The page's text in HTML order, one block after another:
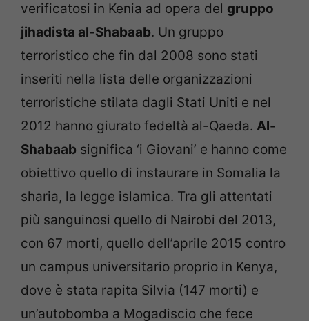
verificatosi in Kenia ad opera del gruppo
jihadista al-Shabaab. Un gruppo
terroristico che fin dal 2008 sono stati
inseriti nella lista delle organizzazioni
terroristiche stilata dagli Stati Uniti e nel
2012 hanno giurato fedeltà al-Qaeda. Al-
Shabaab significa ‘i Giovani’ e hanno come
obiettivo quello di instaurare in Somalia la
sharia, la legge islamica. Tra gli attentati
più sanguinosi quello di Nairobi del 2013,
con 67 morti, quello dell’aprile 2015 contro
un campus universitario proprio in Kenya,
dove è stata rapita Silvia (147 morti) e
un’autobomba a Mogadiscio che fece